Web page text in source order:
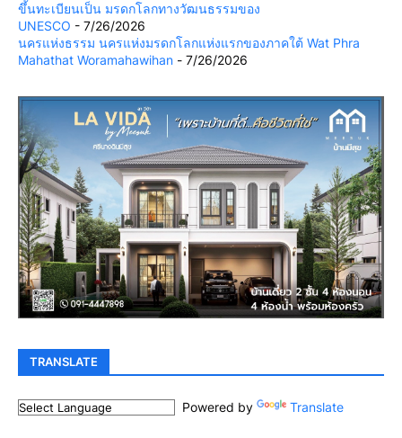
ขึ้นทะเบียนเป็น มรดกโลกทางวัฒนธรรมของ
UNESCO - 7/26/2026
นครแห่งธรรม นครแห่งมรดกโลกแห่งแรกของภาคใต้ Wat Phra
Mahathat Woramahawihan - 7/26/2026
TRANSLATE
Powered by Translate